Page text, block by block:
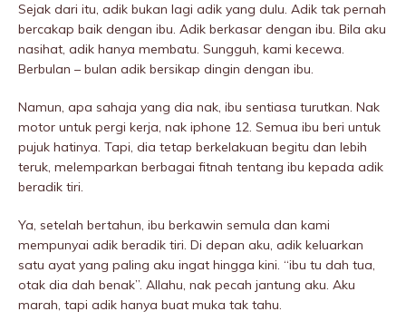
Sejak dari itu, adik bukan lagi adik yang dulu. Adik tak pernah
bercakap baik dengan ibu. Adik berkasar dengan ibu. Bila aku
nasihat, adik hanya membatu. Sungguh, kami kecewa.
Berbulan – bulan adik bersikap dingin dengan ibu.
Namun, apa sahaja yang dia nak, ibu sentiasa turutkan. Nak
motor untuk pergi kerja, nak iphone 12. Semua ibu beri untuk
pujuk hatinya. Tapi, dia tetap berkelakuan begitu dan lebih
teruk, meIemparkan berbagai fitnah tentang ibu kepada adik
beradik tiri.
Ya, setelah bertahun, ibu berkawin semula dan kami
mempunyai adik beradik tiri. Di depan aku, adik keluarkan
satu ayat yang paling aku ingat hingga kini. “ibu tu dah tua,
otak dia dah benak”. Allahu, nak pecah jantung aku. Aku
marah, tapi adik hanya buat muka tak tahu.